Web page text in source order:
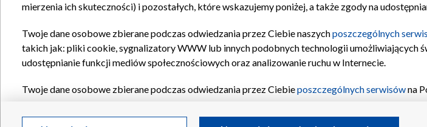
mierzenia ich skuteczności) i pozostałych, które wskazujemy poniżej, a także zgody na
Twoje dane osobowe zbierane podczas odwiedzania przez Ciebie naszychposzczególnych
takich jak: pliki cookie, sygnalizatory WWW lub innych podobnych technologii umożliwiających
udostępnianie funkcji mediów społecznościowych oraz analizowanie ruchu w Internecie.
Twoje dane osobowe zbierane podczas odwiedzania przez Ciebieposzczególnych serwisówna
Partnerów TVPdla realizacji następujących celów i funkcji: przechowywania informacji na